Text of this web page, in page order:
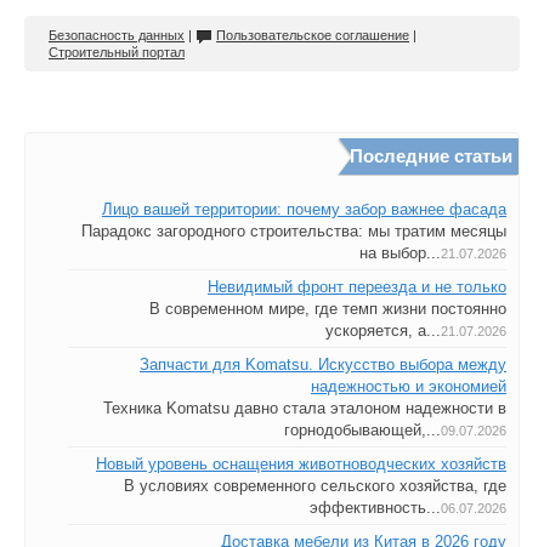
Безопасность данных | Пользовательское соглашение |
Строительный портал
Последние статьи
Лицо вашей территории: почему забор важнее фасада
Парадокс загородного строительства: мы тратим месяцы
на выбор...21.07.2026
Невидимый фронт переезда и не только
В современном мире, где темп жизни постоянно
ускоряется, а...21.07.2026
Запчасти для Komatsu. Искусство выбора между
надежностью и экономией
Техника Komatsu давно стала эталоном надежности в
горнодобывающей,...09.07.2026
Новый уровень оснащения животноводческих хозяйств
В условиях современного сельского хозяйства, где
эффективность...06.07.2026
Доставка мебели из Китая в 2026 году